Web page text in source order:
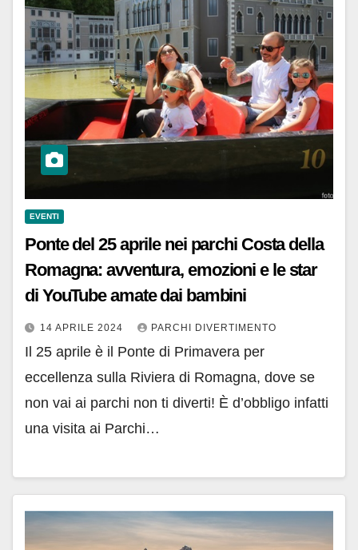
EVENTI
Ponte del 25 aprile nei parchi Costa della
Romagna: avventura, emozioni e le star
di YouTube amate dai bambini
14 APRILE 2024 PARCHI DIVERTIMENTO
Il 25 aprile è il Ponte di Primavera per
eccellenza sulla Riviera di Romagna, dove se
non vai ai parchi non ti diverti! È d’obbligo infatti
una visita ai Parchi…